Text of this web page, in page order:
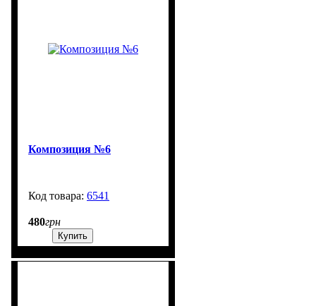
Композиция №6
6541
480грн
Купить